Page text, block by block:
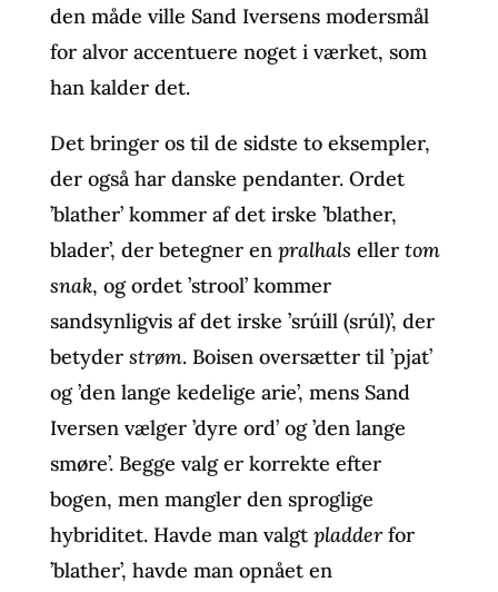
den måde ville Sand Iversens modersmål
for alvor accentuere noget i værket, som
han kalder det.
Det bringer os til de sidste to eksempler,
der også har danske pendanter. Ordet
’blather’ kommer af det irske ’blather,
blader’, der betegner en pralhals eller tom
snak, og ordet ’strool’ kommer
sandsynligvis af det irske ’srúill (srúl)’, der
betyder strøm. Boisen oversætter til ’pjat’
og ’den lange kedelige arie’, mens Sand
Iversen vælger ’dyre ord’ og ’den lange
smøre’. Begge valg er korrekte efter
bogen, men mangler den sproglige
hybriditet. Havde man valgt pladderfor
’blather’, havde man opnået en